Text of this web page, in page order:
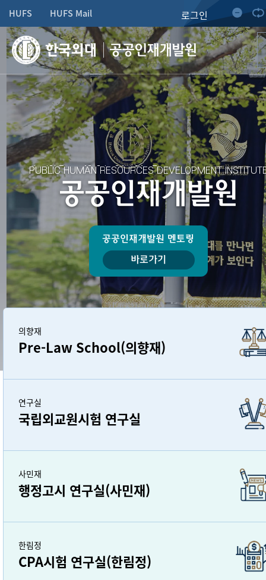
HUFS HUFS Mail 로그인
공공인재개발원
PUBLIC HUMAN RESOURCESDEVELOPMENT
공공인재개발원
공공인재개발원멘토링
바로가기
의향재
Pre-Law School(의향재)
연구실
국립외교원시험 연구실
사민재
행정고시 연구실(사민재)
한림정
CPA시험 연구실(한림정)